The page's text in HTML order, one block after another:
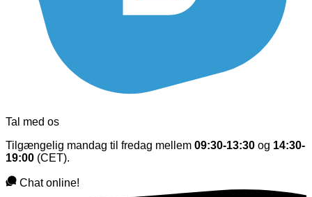
Tal med os
Tilgængelig mandag til fredag mellem 09:30-13:30 og 14:30-
19:00 (CET).
Chat online!